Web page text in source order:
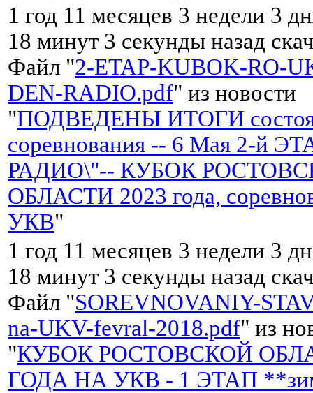
1 год 11 месяцев 3 недели 3
18 минут 3 секунды назад
Файл "2-ETAP-KUBOK-RO-
DEN-RADIO.pdf" из новости
"ПОДВЕДЕНЫ ИТОГИ
соревнования -- 6 Мая 2-й
РАДИО\"-- КУБОК
ОБЛАСТИ 2023 года,
УКВ"
1 год 11 месяцев 3 недели 3
18 минут 3 секунды назад
Файл "SOREVNOVANIY-
na-UKV-fevral-2018.pdf" из
"КУБОК РОСТОВСКОЙ
ГОДА НА УКВ - 1 ЭТАП